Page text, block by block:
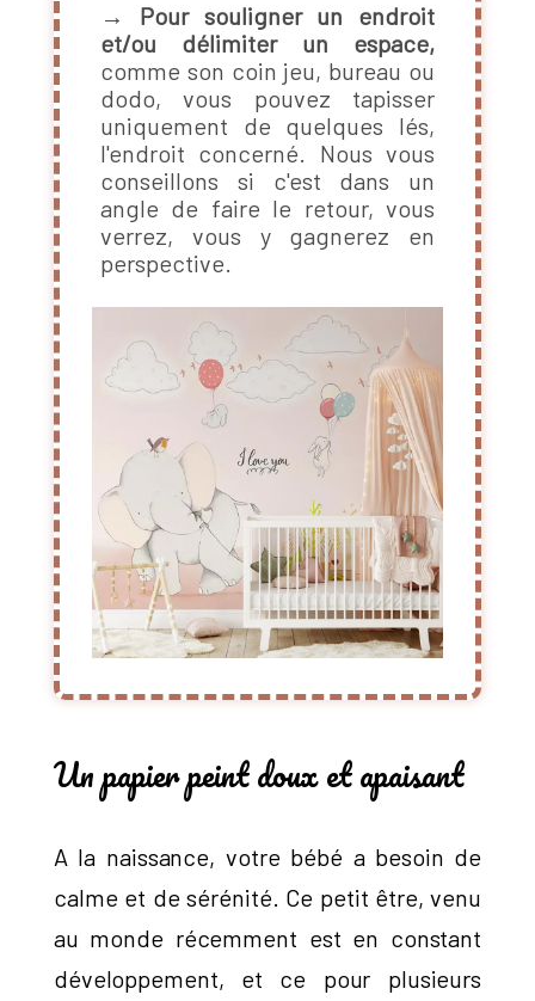
→ Pour souligner un endroit
et/ou délimiter un espace,
comme son coin jeu, bureau ou
dodo, vous pouvez tapisser
uniquement de quelques lés,
l'endroit concerné. Nous vous
conseillons si c'est dans un
angle de faire le retour, vous
verrez, vous y gagnerez en
perspective.
Un papier peint doux et apaisant
A la naissance, votre bébé a besoin de
calme et de sérénité. Ce petit être, venu
au monde récemment est en constant
développement, et ce pour plusieurs